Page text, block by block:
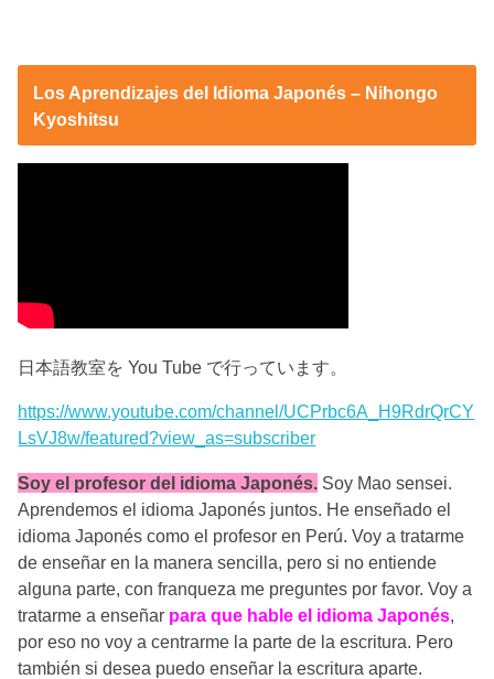
Los Aprendizajes del Idioma Japonés – Nihongo
Kyoshitsu
日本語教室を You Tube で行っています。
https://www.youtube.com/channel/UCPrbc6A_H9RdrQrCY
LsVJ8w/featured?view_as=subscriber
Soy el profesor del idioma Japonés. Soy Mao sensei.
Aprendemos el idioma Japonés juntos. He enseñado el
idioma Japonés como el profesor en Perú. Voy a tratarme
de enseñar en la manera sencilla, pero si no entiende
alguna parte, con franqueza me preguntes por favor. Voy a
tratarme a enseñar para que hable el idioma Japonés,
por eso no voy a centrarme la parte de la escritura. Pero
también si desea puedo enseñar la escritura aparte.